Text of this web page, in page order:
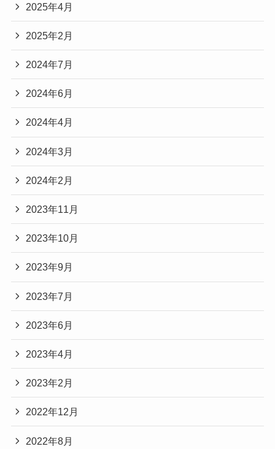
2025年4月
2025年2月
2024年7月
2024年6月
2024年4月
2024年3月
2024年2月
2023年11月
2023年10月
2023年9月
2023年7月
2023年6月
2023年4月
2023年2月
2022年12月
2022年8月